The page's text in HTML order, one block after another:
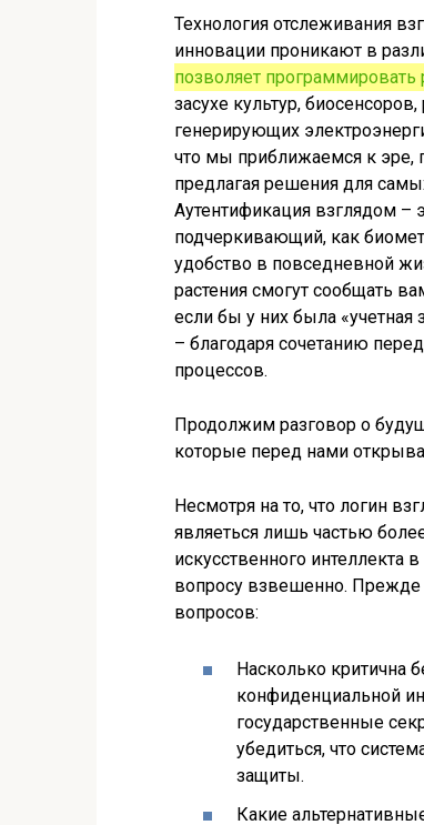
Технология отслеживания
инновации проникают в
позволяет программировать
засухе культур,
генерирующих
что мы приближаемся к эре,
предлагая решения для
Аутентификация взглядом –
подчеркивающий, как
удобство в повседневной
растения смогут сообщать
если бы у них была
– благодаря сочетанию
процессов.
Продолжим разговор о
которые перед нами
Несмотря на то, что логин
являеться лишь частью
искусственного
вопросу взвешенно. Прежде
вопросов:
Насколько критична
конфиденциальной
государственные
убедиться, что
защиты.
Какие